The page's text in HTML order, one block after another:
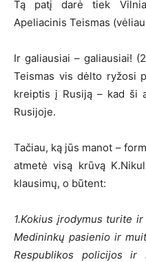
Tą patį darė tiek
Apeliacinis Teismas
Ir galiausiai – galiausiai!
Teismas vis dėlto ryžosi
kreiptis į Rusiją – kad ši
Rusijoje.
Tačiau, ką jūs manot –
atmetė visą krūvą
klausimų, o būtent:
1.Kokius įrodymus turite
Medininkų pasienio ir
Respublikos policijos ir